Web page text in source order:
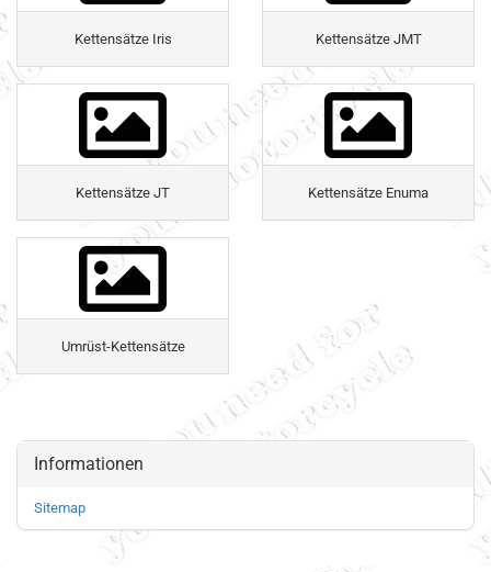
Kettensätze Iris Kettensätze JMT
Kettensätze JT Kettensätze Enuma
Umrüst-Kettensätze
Informationen
Sitemap